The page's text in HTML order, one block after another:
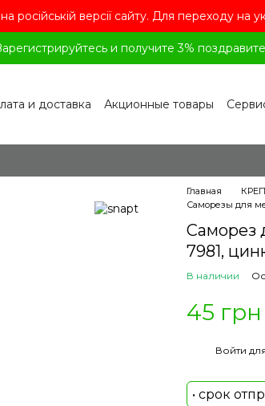
російській версії сайту. Для переходу на
и получите 3%
и доставка Акционные товары
Главная
Саморезы для
Саморез
7981,
В наличии
45 грн
Войти
• срок